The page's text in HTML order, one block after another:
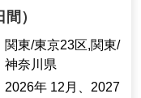
）
関東/東京23区,関東/
神奈川県
2026年 12月、2027